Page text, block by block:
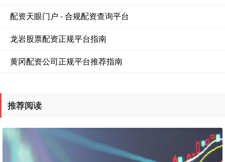
配资天眼门户 - 合规配资查询平台
龙岩股票配资正规平台指南
黄冈配资公司正规平台推荐指南
推荐阅读